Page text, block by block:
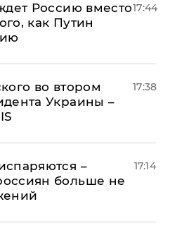
Россию вместо
как Путин
17:44
во втором
Украины –
17:38
–
больше не
17:14